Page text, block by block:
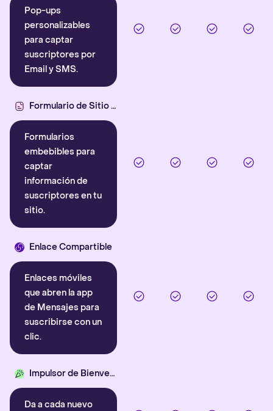
Pop-ups
personalizables
para captar
suscriptores por
Email y SMS.
Formulario de Sitio Web
Formularios
embebibles para
captar
información de
suscriptores en tu
sitio.
Enlace Compartible
Enlaces móviles
que abren la app
de Mensajes para
suscribirse con un
clic.
Impulsor de Bienvenida
Da a cada nuevo